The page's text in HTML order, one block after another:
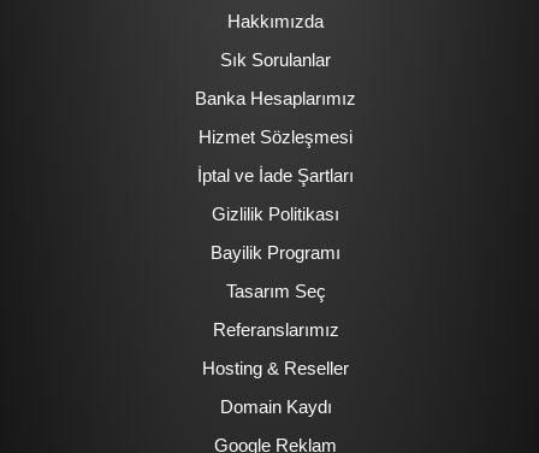
Hakkımızda
Sık Sorulanlar
Banka Hesaplarımız
Hizmet Sözleşmesi
İptal ve İade Şartları
Gizlilik Politikası
Bayilik Programı
Tasarım Seç
Referanslarımız
Hosting & Reseller
Domain Kaydı
Google Reklam